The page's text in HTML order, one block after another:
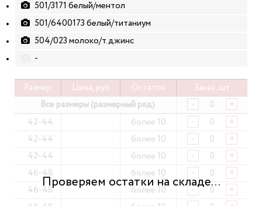
501/3171 белый/ментол
501/6400173 белый/титаниум
504/023 молоко/т.джинс
-
Размер Цена, руб Остаток
Заказ, шт
Все размеры (размерный ряд)
- +
42-44 более 10 - +
42-44 более 10 - +
42-44 более 10 - +
46-48 более 10 - +
46-48 более 10 - +